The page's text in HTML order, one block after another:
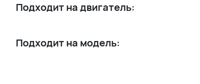
Подходит на двигатель:
Подходит на модель: